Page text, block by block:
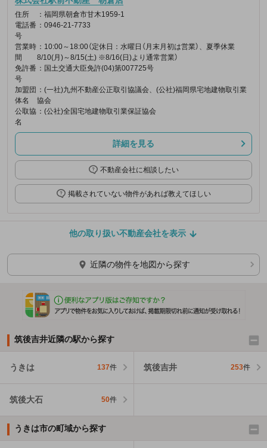
住所
：福岡県朝倉市甘木1959-1
電話番
号
：0946-21-7733
営業時
間
：10:00～18:00（定休日：水曜日（月末月初は営業）、夏季休業
8/10(月)～8/15(土) ※8/16(日)より通常営業）
免許番
号
：国土交通大臣免許(04)第007725号
加盟団
体名
：(一社)九州不動産公正取引協議会、(公社)福岡県宅地建物取引業
協会
公取協
名
：(公社)全国宅地建物取引業保証協会
詳細を見る
不動産会社に相談したい
掲載されていない物件があれば教えてほしい
他の取り扱い不動産会社を表示
近隣の物件を地図から探す
筑後吉井近隣の駅から探す
うきは 137件 筑後吉井 253件
筑後大石 50件
うきは市の町域から探す